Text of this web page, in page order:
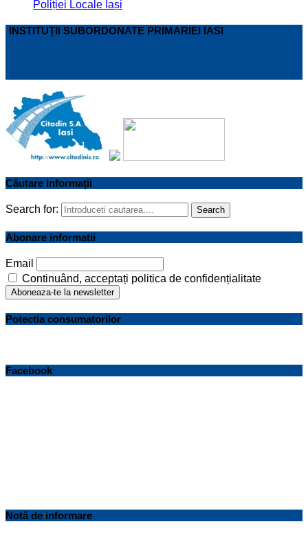
Poliției Locale Iași
INSTITUȚII SUBORDONATE PRIMARIEI IASI
Căutare informații
Search for: Search
Abonare informatii
Email
Continuând, acceptați politica de confidențialitate
Potectia consumatorilor
Facebook
Notă de informare